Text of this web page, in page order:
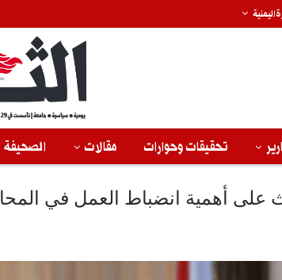
اليمنية
تحقيقات وحوارات مقالات الصحيفة
أهمية انضباط العمل في